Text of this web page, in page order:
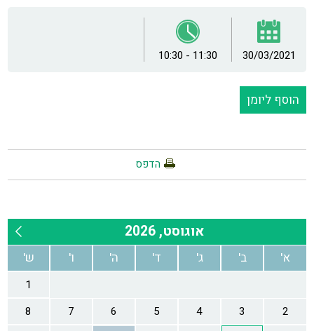
30/03/2021
10:30 - 11:30
הוסף ליומן
הדפס